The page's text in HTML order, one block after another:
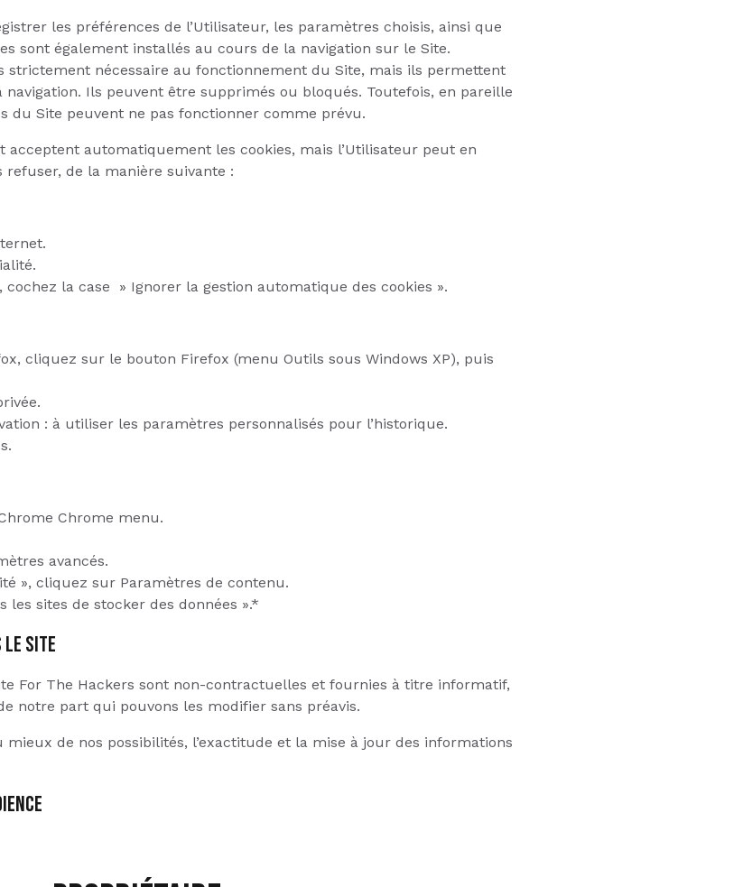
les préférences de l’Utilisateur, les paramètres choisis, ainsi que
sont également installés au cours de la navigation sur le Site.
strictement nécessaire au fonctionnement du Site, mais ils permettent
navigation. Ils peuvent être supprimés ou bloqués. Toutefois, en pareille
du Site peuvent ne pas fonctionner comme prévu.
automatiquement les cookies, mais l’Utilisateur peut en
de la manière suivante :
la case » Ignorer la gestion automatique des cookies ».
cliquez sur le bouton Firefox (menu Outils sous Windows XP), puis
: à utiliser les paramètres personnalisés pour l’historique.
Chrome menu.
avancés.
», cliquez sur Paramètres de contenu.
les sites de stocker des données ».*
LE SITE
For The Hackers sont non-contractuelles et fournies à titre informatif,
notre part qui pouvons les modifier sans préavis.
mieux de nos possibilités, l’exactitude et la mise à jour des informations